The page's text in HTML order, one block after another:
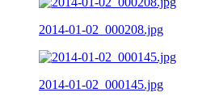
2014-01-02_000208.jpg
2014-01-02_000145.jpg